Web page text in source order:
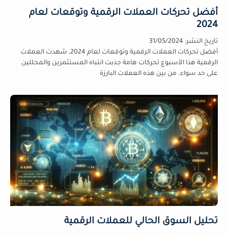
أفضل تحركات العملات الرقمية وتوقعات لعام
2024
تاريخ النشر: 31/05/2024
أفضل تحركات العملات الرقمية وتوقعات لعام 2024, شهدت العملات
الرقمية هذا الأسبوع تحركات هامة جذبت انتباه المستثمرين والمحللين
على حد سواء. من بين هذه العملات البارزة
تحليل السوق الحالي للعملات الرقمية